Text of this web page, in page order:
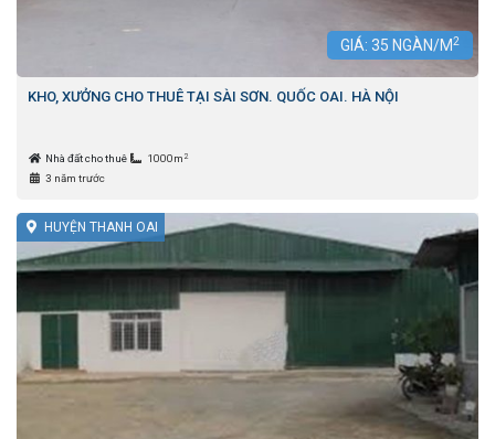
GIÁ: 35 NGÀN/M2
KHO, XƯỞNG CHO THUÊ TẠI SÀI SƠN. QUỐC OAI. HÀ NỘI
Nhà đất cho thuê 1000m 2
3 năm trước
HUYỆN THANH OAI